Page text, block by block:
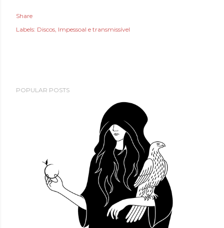
Share
Labels: Discos Impessoal e transmissível
POPULAR POSTS